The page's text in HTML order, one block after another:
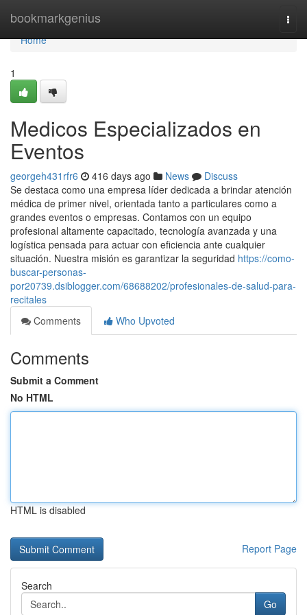
bookmarkgenius
Home
Home
1
Medicos Especializados en
Eventos
georgeh431rfr6 416 days ago News
Discuss
Se destaca como una empresa líder dedicada a brindar atención
médica de primer nivel, orientada tanto a particulares como a
grandes eventos o empresas. Contamos con un equipo
profesional altamente capacitado, tecnología avanzada y una
logística pensada para actuar con eficiencia ante cualquier
situación. Nuestra misión es garantizar la seguridad https://como-
buscar-personas-
por20739.dsiblogger.com/68688202/profesionales-de-salud-para-
recitales
Comments
Who Upvoted
Comments
Submit a Comment
No HTML
HTML is disabled
Report Page
Search
Go